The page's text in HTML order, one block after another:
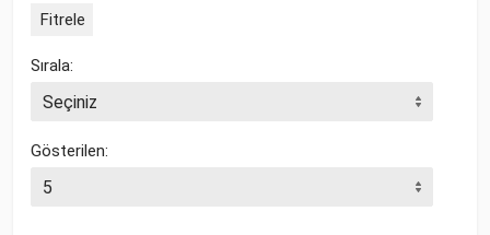
Fitrele
Sırala:
Gösterilen: